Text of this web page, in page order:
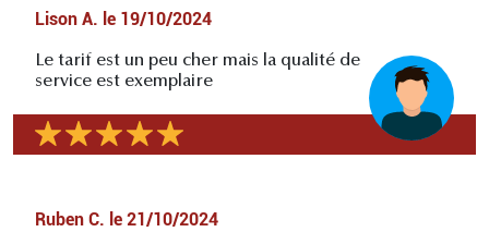
Lison A. le 19/10/2024
Le tarif est un peu cher mais la qualité de
service est exemplaire
Ruben C. le 21/10/2024